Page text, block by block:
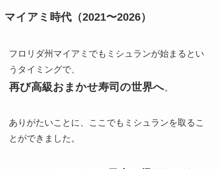
マイアミ時代（2021〜2026）
フロリダ州マイアミでもミシュランが始まるとい
うタイミングで、
再び高級おまかせ寿司の世界へ。
ありがたいことに、ここでもミシュランを取るこ
とができました。